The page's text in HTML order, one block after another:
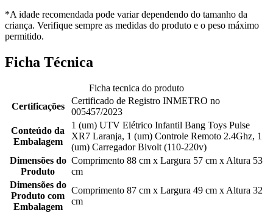
*A idade recomendada pode variar dependendo do tamanho da
criança. Verifique sempre as medidas do produto e o peso máximo
permitido.
Ficha Técnica
Ficha tecnica do produto
Certificações
Certificado de Registro INMETRO no
005457/2023
Conteúdo da
Embalagem
1 (um) UTV Elétrico Infantil Bang Toys Pulse
XR7 Laranja, 1 (um) Controle Remoto 2.4Ghz, 1
(um) Carregador Bivolt (110-220v)
Dimensões do
Produto
Comprimento 88 cm x Largura 57 cm x Altura 53
cm
Dimensões do
Produto com
Embalagem
Comprimento 87 cm x Largura 49 cm x Altura 32
cm